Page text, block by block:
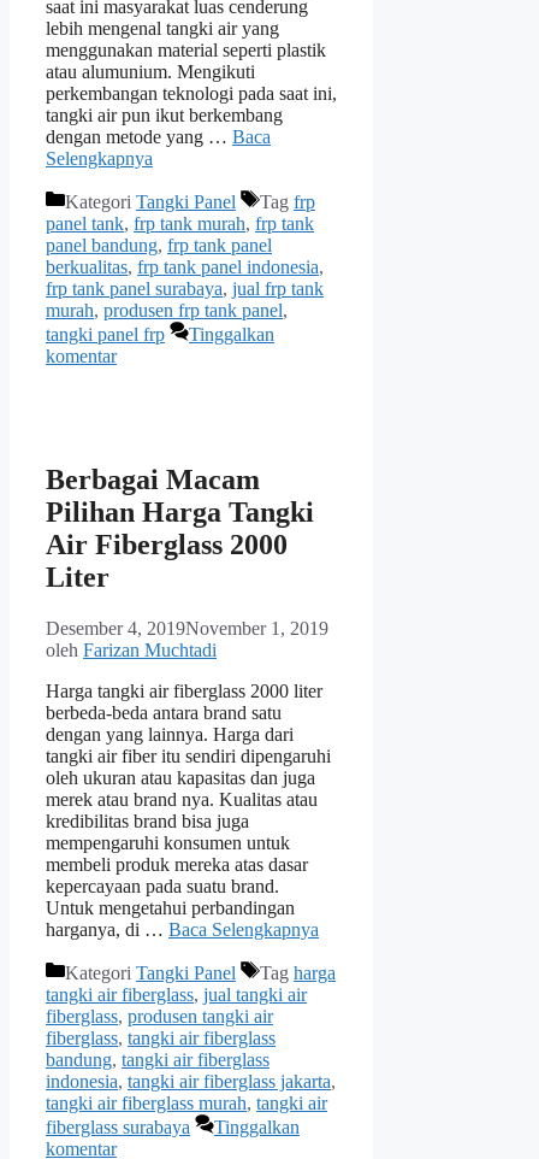
saat ini masyarakat luas cenderung
lebih mengenal tangki air yang
menggunakan material seperti plastik
atau alumunium. Mengikuti
perkembangan teknologi pada saat ini,
tangki air pun ikut berkembang
dengan metode yang … Baca
Selengkapnya
Kategori Tangki Panel Tag frp
panel tank, frp tank murah, frp tank
panel bandung, frp tank panel
berkualitas, frp tank panel indonesia,
frp tank panel surabaya, jual frp tank
murah, produsen frp tank panel,
tangki panel frp
Tinggalkan
komentar
Berbagai Macam
Pilihan Harga Tangki
Air Fiberglass 2000
Liter
Desember 4, 2019November 1, 2019
oleh Farizan Muchtadi
Harga tangki air fiberglass 2000 liter
berbeda-beda antara brand satu
dengan yang lainnya. Harga dari
tangki air fiber itu sendiri dipengaruhi
oleh ukuran atau kapasitas dan juga
merek atau brand nya. Kualitas atau
kredibilitas brand bisa juga
mempengaruhi konsumen untuk
membeli produk mereka atas dasar
kepercayaan pada suatu brand.
Untuk mengetahui perbandingan
harganya, di … Baca Selengkapnya
Kategori Tangki Panel Tag harga
tangki air fiberglass, jual tangki air
fiberglass, produsen tangki air
fiberglass, tangki air fiberglass
bandung, tangki air fiberglass
indonesia, tangki air fiberglass jakarta,
tangki air fiberglass murah, tangki air
fiberglass surabaya
Tinggalkan
komentar